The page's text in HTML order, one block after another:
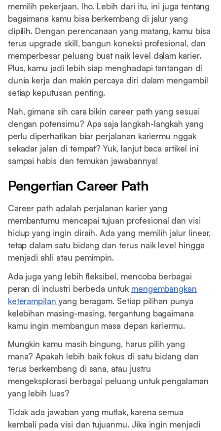
memilih pekerjaan, lho. Lebih dari itu, ini juga tentang
bagaimana kamu bisa berkembang di jalur yang
dipilih. Dengan perencanaan yang matang, kamu bisa
terus upgrade skill, bangun koneksi profesional, dan
memperbesar peluang buat naik level dalam karier.
Plus, kamu jadi lebih siap menghadapi tantangan di
dunia kerja dan makin percaya diri dalam mengambil
setiap keputusan penting.
Nah, gimana sih cara bikin career path yang sesuai
dengan potensimu? Apa saja langkah-langkah yang
perlu diperhatikan biar perjalanan kariermu nggak
sekadar jalan di tempat? Yuk, lanjut baca artikel ini
sampai habis dan temukan jawabannya!
Pengertian Career Path
Career path adalah perjalanan karier yang
membantumu mencapai tujuan profesional dan visi
hidup yang ingin diraih. Ada yang memilih jalur linear,
tetap dalam satu bidang dan terus naik level hingga
menjadi ahli atau pemimpin.
Ada juga yang lebih fleksibel, mencoba berbagai
peran di industri berbeda untuk mengembangkan
keterampilan yang beragam. Setiap pilihan punya
kelebihan masing-masing, tergantung bagaimana
kamu ingin membangun masa depan kariermu.
Mungkin kamu masih bingung, harus pilih yang
mana? Apakah lebih baik fokus di satu bidang dan
terus berkembang di sana, atau justru
mengeksplorasi berbagai peluang untuk pengalaman
yang lebih luas?
Tidak ada jawaban yang mutlak, karena semua
kembali pada visi dan tujuanmu. Jika ingin menjadi